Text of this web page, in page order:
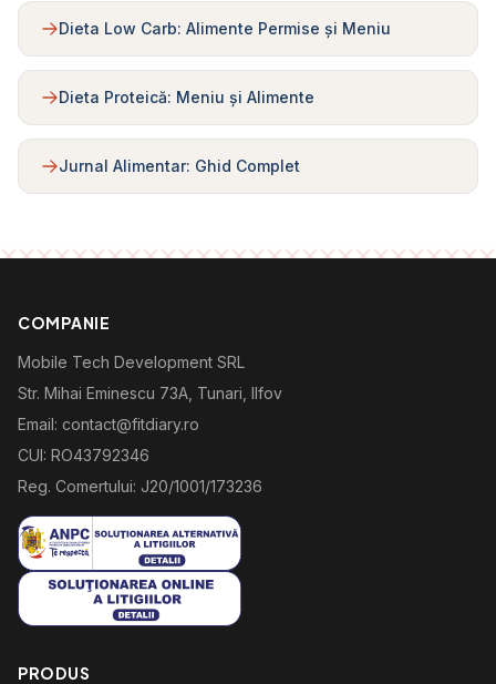
Dieta Low Carb: Alimente Permise și Meniu
Dieta Proteică: Meniu și Alimente
Jurnal Alimentar: Ghid Complet
COMPANIE
Mobile Tech Development SRL
Str. Mihai Eminescu 73A, Tunari, Ilfov
Email: contact@fitdiary.ro
CUI: RO43792346
Reg. Comertului: J20/1001/173236
PRODUS